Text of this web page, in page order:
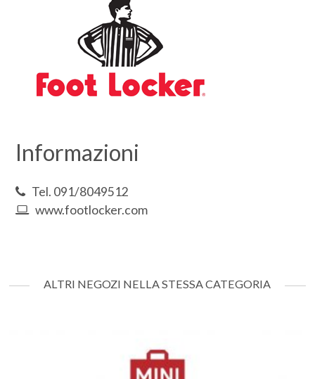
Informazioni
Tel. 091/8049512
www.footlocker.com
ALTRI NEGOZI NELLA STESSA CATEGORIA